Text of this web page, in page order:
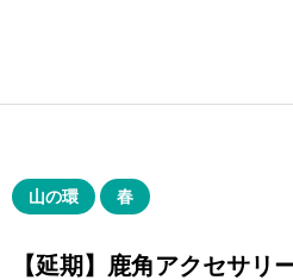
山の環 春
【延期】鹿角アクセサリ